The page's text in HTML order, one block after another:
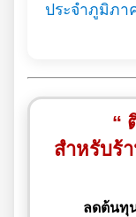
ประจำภูมิภา
“
สำหรับร้
ลดต้นทุ